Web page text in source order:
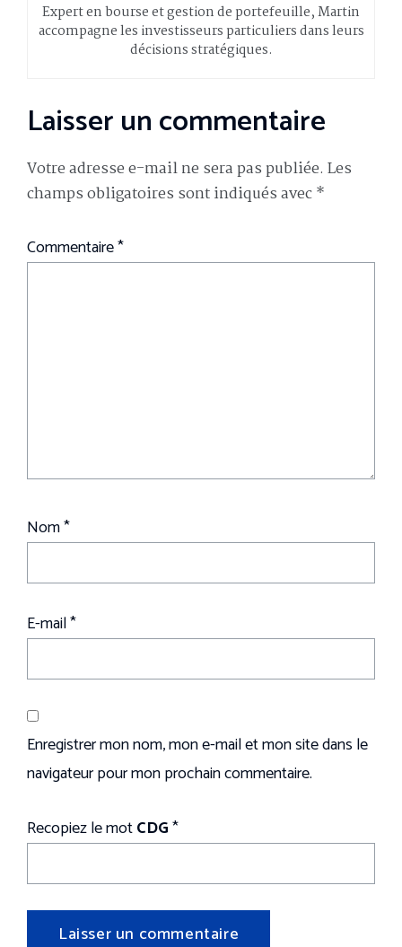
Expert en bourse et gestion de portefeuille, Martin
accompagne les investisseurs particuliers dans leurs
décisions stratégiques.
Laisser un commentaire
Votre adresse e-mail ne sera pas publiée. Les
champs obligatoires sont indiqués avec*
Commentaire*
Nom*
E-mail*
Enregistrer mon nom, mon e-mail et mon site dans le
navigateur pour mon prochain commentaire.
Recopiez le motCDG*